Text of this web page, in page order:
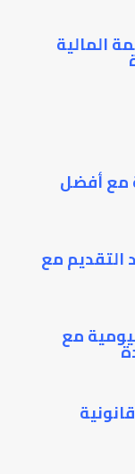
المالية
مع أفضل
التقديم مع
مع